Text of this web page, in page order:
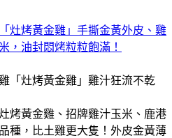
灶烤黃金雞」手撕金黃外皮、雞
，油封悶烤粒粒飽滿！
烤黃金雞、招牌雞汁玉米、鹿港
種，比土雞更大隻！外皮金黃薄